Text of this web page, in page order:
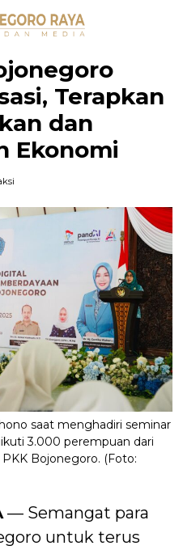
Terapkan
dan
Ekonomi
saat menghadiri seminar
3.000 perempuan dari
Bojonegoro. (Foto:
— Semangat para
untuk terus